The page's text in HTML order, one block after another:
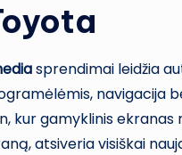
sprendimai leidžia
navigacija
kur gamyklinis
atsiveria visiškai